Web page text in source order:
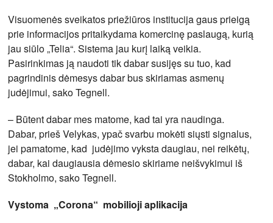
Visuomenės sveikatos priežiūros institucija gaus prieigą
prie informacijos pritaikydama komercinę paslaugą, kurią
jau siūlo „Telia“. Sistema jau kurį laiką veikia.
Pasirinkimas ją naudoti tik dabar susijęs su tuo, kad
pagrindinis dėmesys dabar bus skiriamas asmenų
judėjimui, sako Tegnell.
– Būtent dabar mes matome, kad tai yra naudinga.
Dabar, prieš Velykas, ypač svarbu mokėti siųsti signalus,
jei pamatome, kad judėjimo vyksta daugiau, nei reikėtų,
dabar, kai daugiausia dėmesio skiriame neišvykimui iš
Stokholmo, sako Tegnell.
Vystoma „Corona“ mobilioji aplikacija